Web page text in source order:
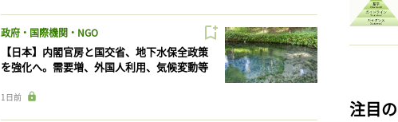
政府・国際機関・NGO
【日本】内閣官房と国交省、地下水保全政策
を強化へ。需要増、外国人利用、気候変動等
1日前
注目